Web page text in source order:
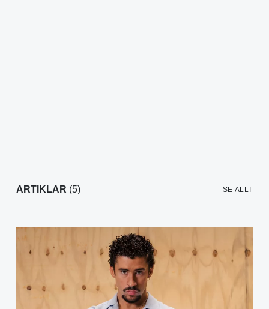
ARTIKLAR (5) SE ALLT